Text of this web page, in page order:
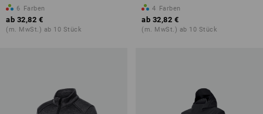
6 Farben
ab 32,82 €
(m. MwSt.) ab 10 Stück
4 Farben
ab 32,82 €
(m. MwSt.) ab 10 Stück